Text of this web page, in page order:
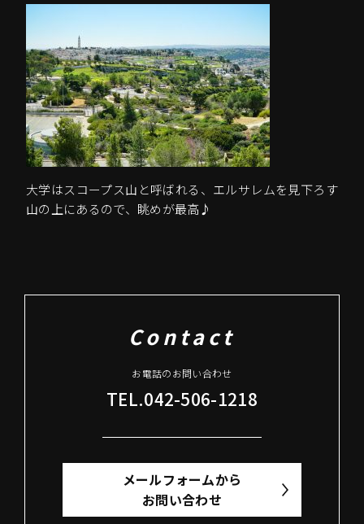
大学はスコープス山と呼ばれる、エルサレムを見下ろす
山の上にあるので、眺めが最高♪
Contact
お電話のお問い合わせ
TEL.042-506-1218
メールフォームから
お問い合わせ